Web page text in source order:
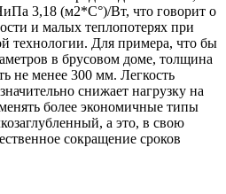
3,18 (м2*С°)/Вт, что говорит о
и малых теплопотерях при
технологии. Для примера, что бы
в брусовом доме, толщина
не менее 300 мм. Легкость
снижает нагрузку на
более экономичные типы
а это, в свою
сокращение сроков